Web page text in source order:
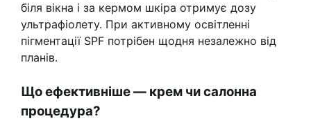
біля вікна і за кермом шкіра отримує дозу
ультрафіолету. При активному освітленні
пігментації SPF потрібен щодня незалежно від
планів.
Що ефективніше — крем чи салонна
процедура?